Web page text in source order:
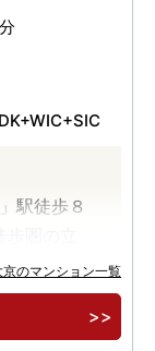
駅徒歩８
圏の立
択物件。
京のマンション一覧